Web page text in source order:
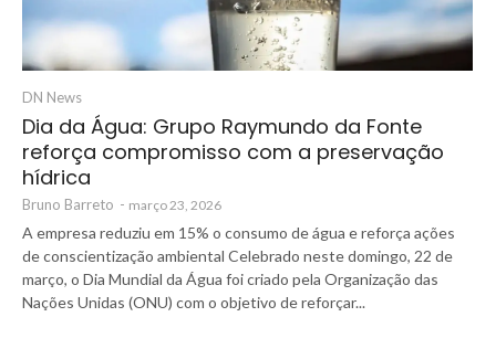
DN News
Dia da Água: Grupo Raymundo da Fonte
reforça compromisso com a preservação
hídrica
Bruno Barreto - março 23, 2026
A empresa reduziu em 15% o consumo de água e reforça ações
de conscientização ambiental Celebrado neste domingo, 22 de
março, o Dia Mundial da Água foi criado pela Organização das
Nações Unidas (ONU) com o objetivo de reforçar...